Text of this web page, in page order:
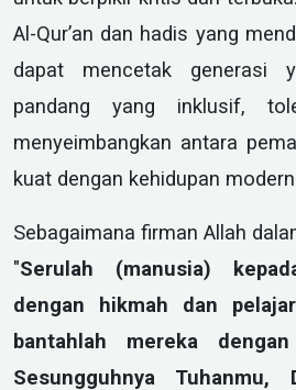
Al-Qur’an dan hadis yang
dapat mencetak generasi
pandang yang inklusif,
menyeimbangkan antara
kuat dengan kehidupan
Sebagaimana firman Allah
"Serulah (manusia)
dengan hikmah dan
bantahlah mereka
Sesungguhnya